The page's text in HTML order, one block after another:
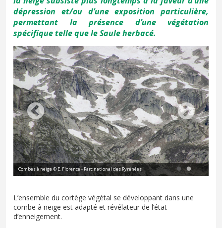
dépression et/ou d’une exposition particulière,
permettant la présence d’une végétation
spécifique telle que le Saule herbacé.
Combes à neige © E. Florence - Parc national des Pyrénées
L’ensemble du cortège végétal se développant dans une
combe à neige est adapté et révélateur de l’état
d’enneigement.